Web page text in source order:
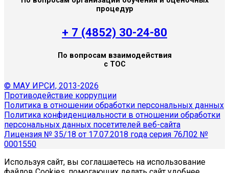
процедур
+ 7 (4852) 30-24-80
По вопросам взаимодействия
с ТОС
© МАУ ИРСИ, 2013-2026
Противодействие коррупции
Политика в отношении обработки персональных данных
Политика конфиденциальности в отношении обработки
персональных данных посетителей веб-сайта
Лицензия № 35/18 от 17.07.2018 года серия 76Л02 №
0001550
Используя сайт, вы соглашаетесь на использование